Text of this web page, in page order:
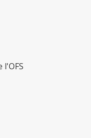
l'OFS